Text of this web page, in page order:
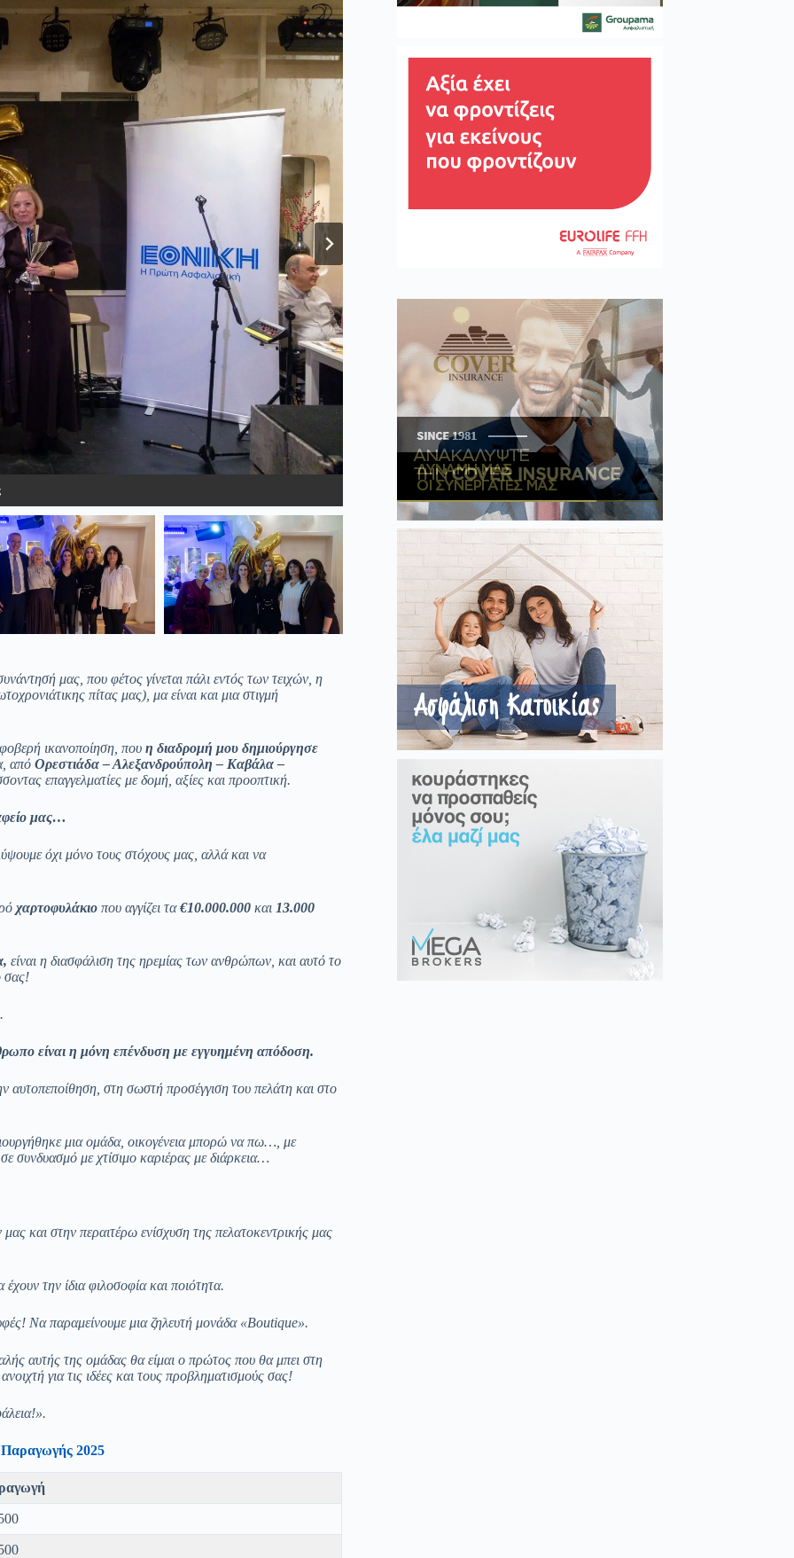
νυν.
μας, που φέτος γίνεται πάλι εντός των τειχών, η
πίτας μας), μα είναι και μια στιγμή
φοβερή ικανοποίηση, που η διαδρομή μου δημιούργησε
από Ορεστιάδα – Αλεξανδρούπολη – Καβάλα –
επαγγελματίες με δομή, αξίες και προοπτική.
μας…
όχι μόνο τους στόχους μας, αλλά και να
χαρτοφυλάκιο που αγγίζει τα€10.000.000 και 13.000
είναι η διασφάλιση της ηρεμίας των ανθρώπων, και αυτό το
σας!
είναι η μόνη επένδυση με εγγυημένη απόδοση.
αυτοπεποίθηση, στη σωστή προσέγγιση του πελάτη και στο
μια ομάδα, οικογένεια μπορώ να πω…, με
συνδυασμό με χτίσιμο καριέρας με διάρκεια…
και στην περαιτέρω ενίσχυση της πελατοκεντρικής μας
την ίδια φιλοσοφία και ποιότητα.
Να παραμείνουμε μια ζηλευτή μονάδα «Boutique».
αυτής της ομάδας θα είμαι ο πρώτος που θα μπει στη
για τις ιδέες και τους προβληματισμούς σας!
2025